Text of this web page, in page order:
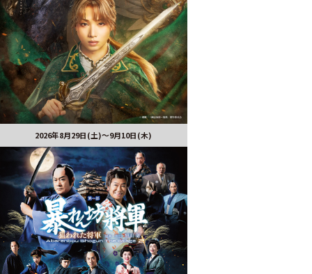
2026年8月29日(土)〜9月10日(木)